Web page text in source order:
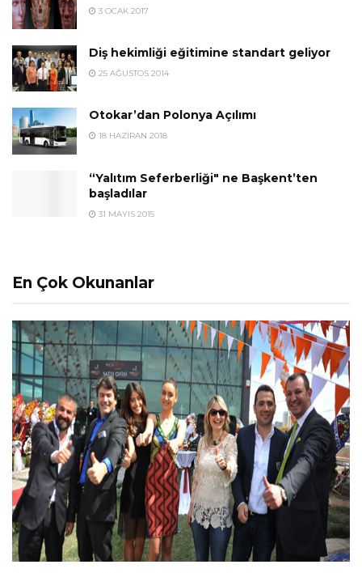
3 OCAK 2017
Diş hekimliği eğitimine standart geliyor
25 AĞUSTOS 2014
Otokar’dan Polonya Açılımı
18 HAZIRAN 2018
“Yalıtım Seferberliği" ne Başkent’ten
başladılar
31 MAYIS 2015
En Çok Okunanlar